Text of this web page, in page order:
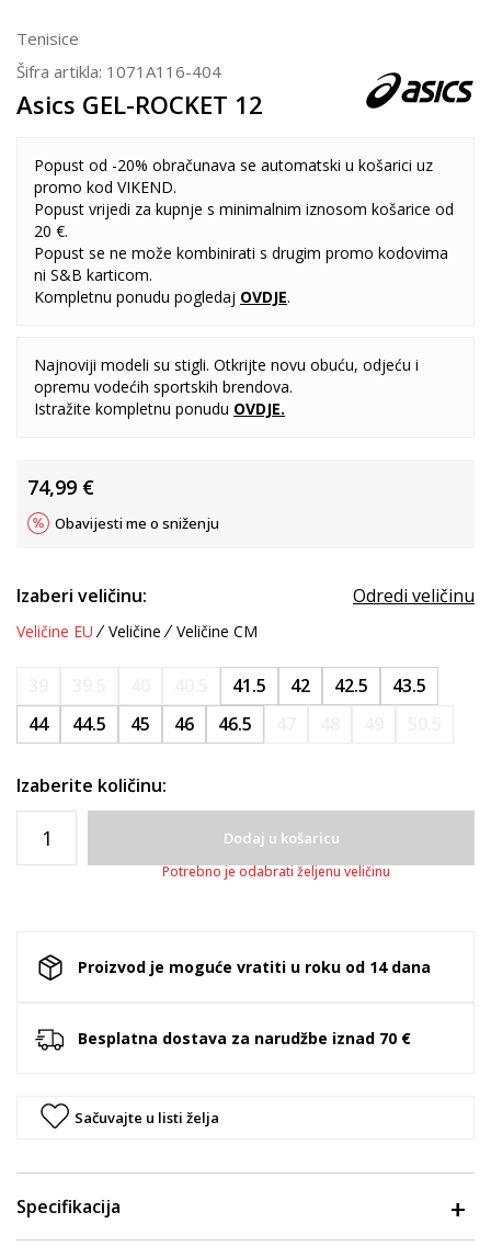
Tenisice
Šifra artikla: 1071A116-404
Asics GEL-ROCKET 12
Popust od -20% obračunava se automatski u košarici uz
promo kod VIKEND.
Popust vrijedi za kupnje s minimalnim iznosom košarice od
20 €.
Popust se ne može kombinirati s drugim promo kodovima
ni S&B karticom.
Kompletnu ponudu pogledaj OVDJE.
Najnoviji modeli su stigli. Otkrijte novu obuću, odjeću i
opremu vodećih sportskih brendova.
Istražite kompletnu ponudu OVDJE.
74,99 €
Obavijesti me o sniženju
Izaberi veličinu: Odredi veličinu
Veličine EU Veličine Veličine CM
41.5 42 42.5
43.5
44
44.5 45 46 46.5
Izaberite količinu:
Dodaj u košaricu
Potrebno je odabrati željenu veličinu
Proizvod je moguće vratiti u roku od 14 dana
Besplatna dostava za narudžbe iznad 70 €
Sačuvajte u listi želja
Specifikacija